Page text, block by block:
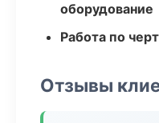
оборудование
Работа по
Отзывы